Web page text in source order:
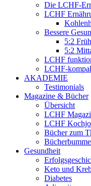
Die LCHF-
LCHF
Bessere
5:2
5:2
LCHF
LCHF-
AKADEMIE
Testimonials
Magazine & Bücher
Übersicht
LCHF
LCHF
Bücher zum
Gesundheit
Keto und
Diabetes